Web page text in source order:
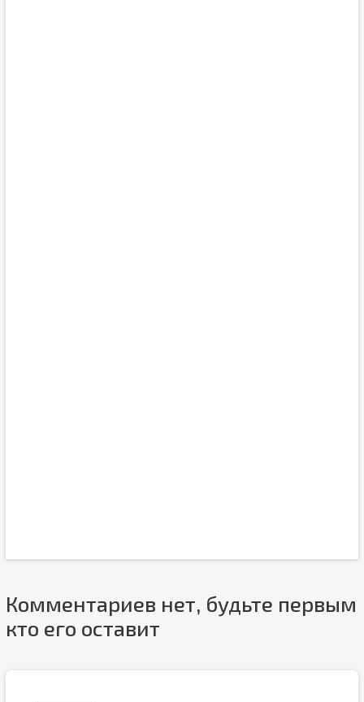
Комментариев нет, будьте первым
кто его оставит